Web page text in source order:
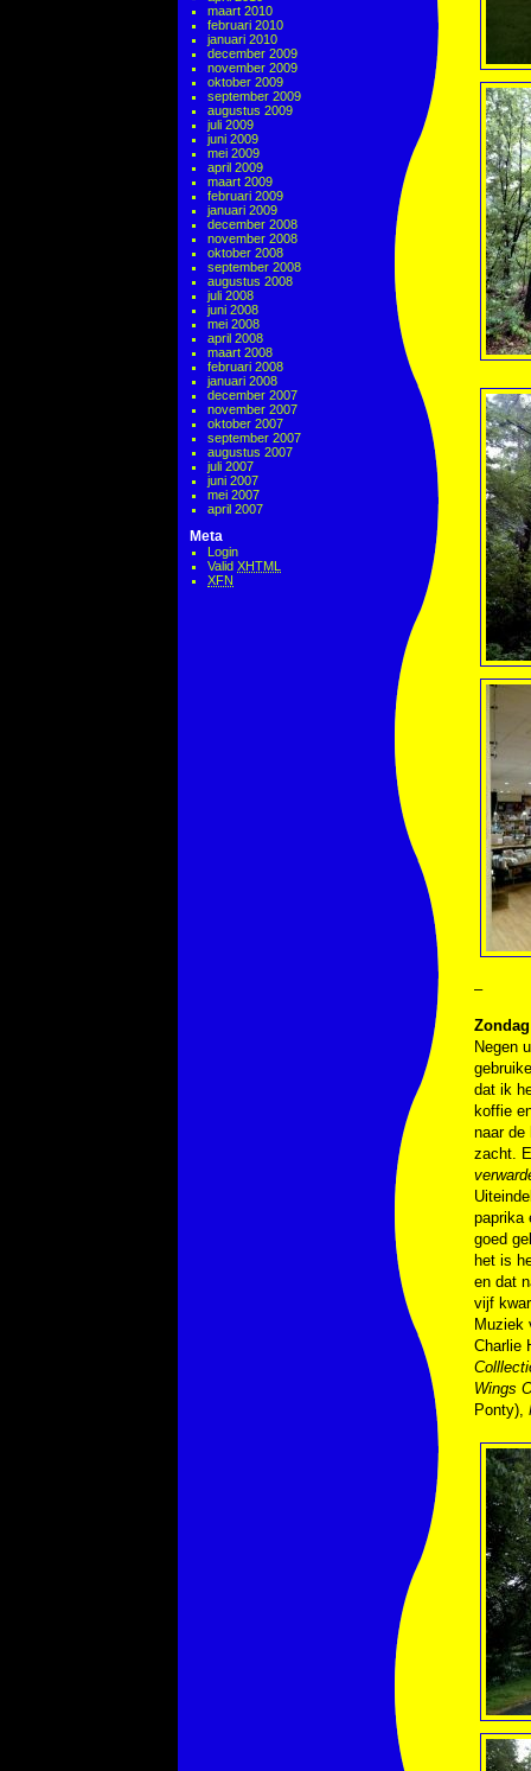
maart 2010
februari 2010
januari 2010
december 2009
november 2009
oktober 2009
september 2009
augustus 2009
juli 2009
juni 2009
mei 2009
april 2009
maart 2009
februari 2009
januari 2009
december 2008
november 2008
oktober 2008
september 2008
augustus 2008
juli 2008
juni 2008
mei 2008
april 2008
maart 2008
februari 2008
januari 2008
december 2007
november 2007
oktober 2007
september 2007
augustus 2007
juli 2007
juni 2007
mei 2007
april 2007
Meta
Login
Valid XHTML
XFN
–
Negen
dat ik
koffie
naar de
zacht.
paprika
goed
het is
en dat
vijf
Muziek
Charlie
Wings
Ponty),